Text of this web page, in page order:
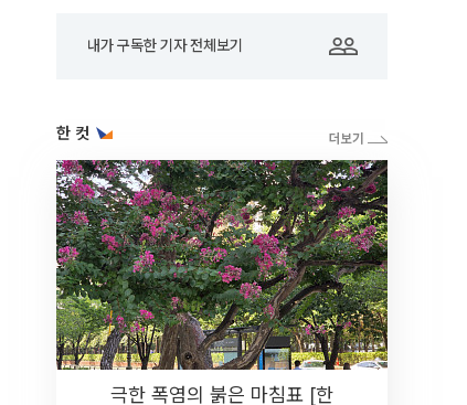
내가 구독한 기자 전체보기
한 컷
극한 폭염의 붉은 마침표 [한